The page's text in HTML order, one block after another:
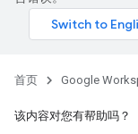
首页 Google
该内容对您有帮助吗？